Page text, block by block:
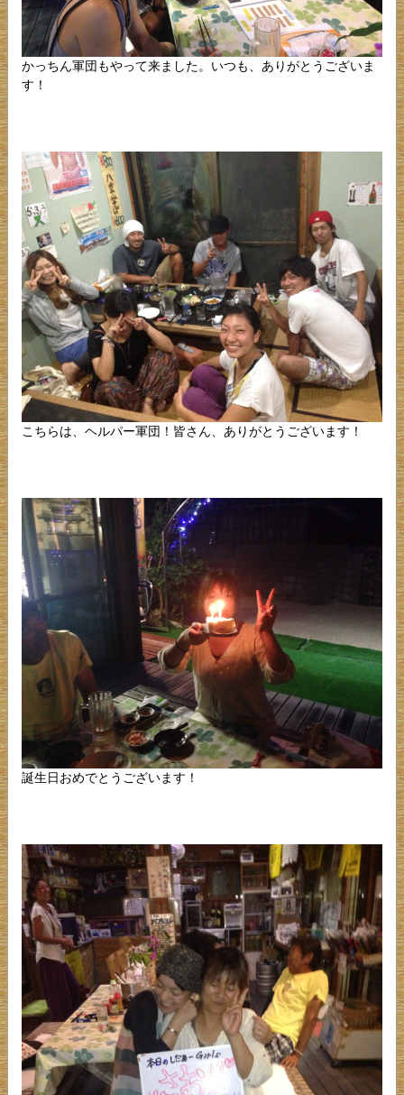
かっちん軍団もやって来ました。いつも、ありがとうございま
す！
こちらは、ヘルパー軍団！皆さん、ありがとうございます！
誕生日おめでとうございます！